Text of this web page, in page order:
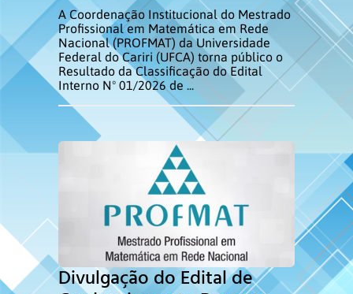
A Coordenação Institucional do Mestrado
Profissional em Matemática em Rede
Nacional (PROFMAT) da Universidade
Federal do Cariri (UFCA) torna público o
Resultado da Classificação do Edital
Interno Nº 01/2026 de ...
Divulgação do Edital de